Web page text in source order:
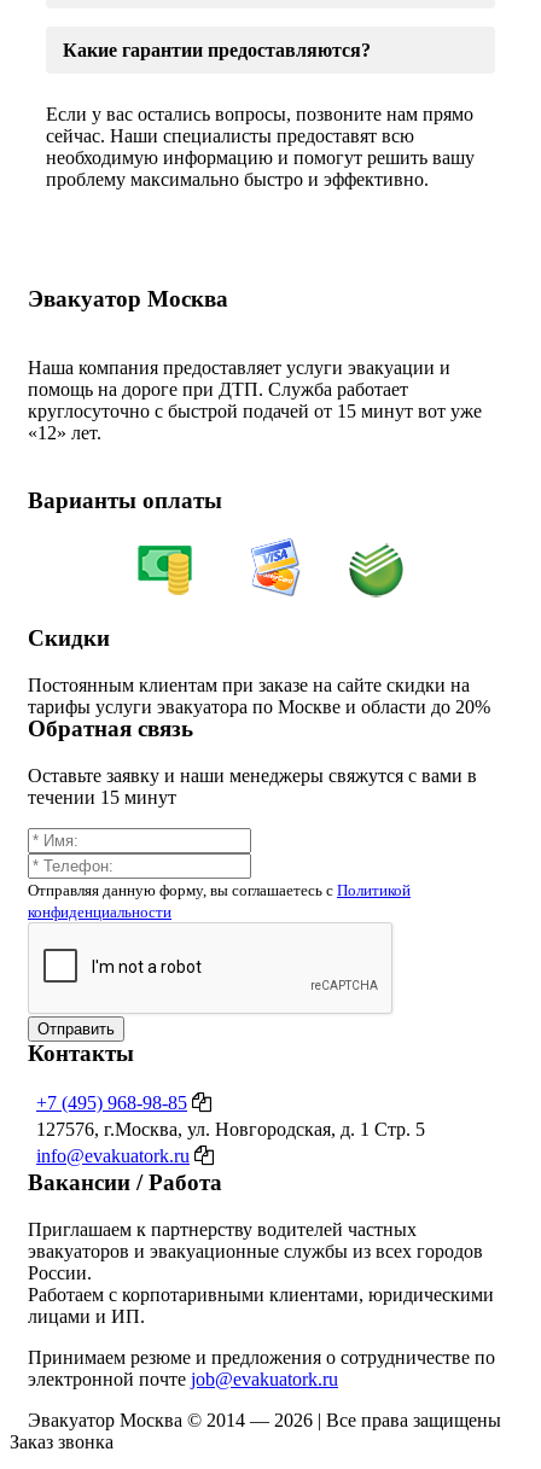
Какие гарантии предоставляются?
Если у вас остались вопросы, позвоните нам прямо
сейчас. Наши специалисты предоставят всю
необходимую информацию и помогут решить вашу
проблему максимально быстро и эффективно.
Эвакуатор Москва
Наша компания предоставляет услуги эвакуации и
помощь на дороге при ДТП. Служба работает
круглосуточно с быстрой подачей от 15 минут вот уже
«12» лет.
Варианты оплаты
Скидки
Постоянным клиентам при заказе на сайте скидки на
тарифы услуги эвакуатора по Москве и области до 20%
Обратная связь
Оставьте заявку и наши менеджеры свяжутся с вами в
течении 15 минут
Отправляя данную форму, вы соглашаетесь c Политикой
конфиденциальности
Отправить
Контакты
+7 (495) 968-98-85
127576, г.Москва, ул. Новгородская, д. 1 Стр. 5
info@evakuatork.ru
Вакансии / Работа
Приглашаем к партнерству водителей частных
эвакуаторов и эвакуационные службы из всех городов
России.
Работаем с корпотаривными клиентами, юридическими
лицами и ИП.
Принимаем резюме и предложения о сотрудничестве по
электронной почте job@evakuatork.ru
Эвакуатор Москва © 2014 — 2026 | Все права защищены
Заказ звонка